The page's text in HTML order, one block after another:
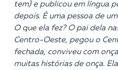
tem) e publicou em língua
depois. É uma pessoa de
O que ela fez? O pai dela
Centro-Oeste, pegou o
fechada, conviveu com
muitas histórias de onça.